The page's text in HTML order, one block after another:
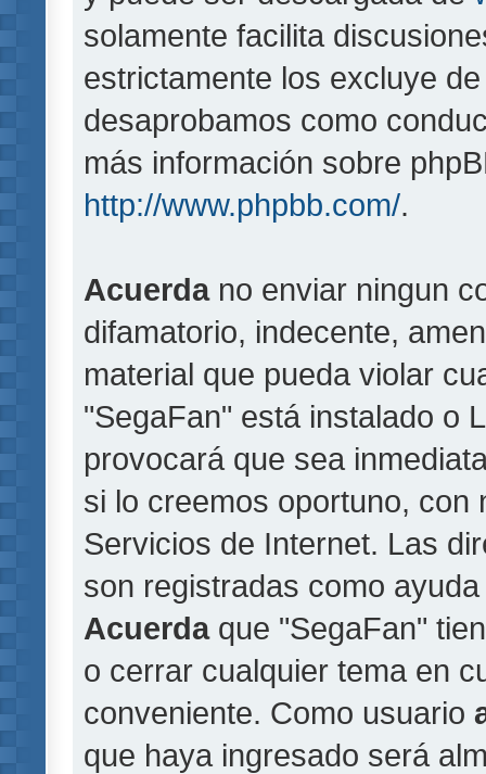
solamente facilita
estrictamente los excluye
desaprobamos como
más información sobre
http://www.phpbb.com/.
Acuerdano enviar ningun
difamatorio, indecente,
material que pueda violar
"SegaFan" está instalado o
provocará que sea
si lo creemos oportuno, con
Servicios de Internet. Las
son registradas como
Acuerdaque "SegaFan"
o cerrar cualquier tema en
conveniente. Como usuario
que haya ingresado será